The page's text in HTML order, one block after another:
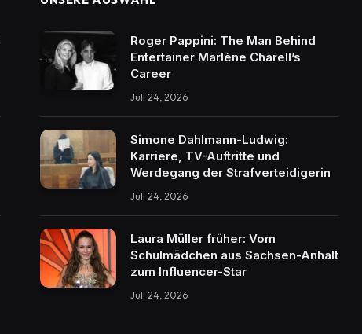
Roger Pappini: The Man Behind
Entertainer Marlène Charell’s
Career
Juli 24, 2026
Simone Dahlmann-Ludwig:
Karriere, TV-Auftritte und
Werdegang der Strafverteidigerin
Juli 24, 2026
Laura Müller früher: Vom
Schulmädchen aus Sachsen-Anhalt
zum Influencer-Star
Juli 24, 2026